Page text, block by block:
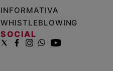
INFORMATIVA
WHISTLEBLOWING
SOCIAL